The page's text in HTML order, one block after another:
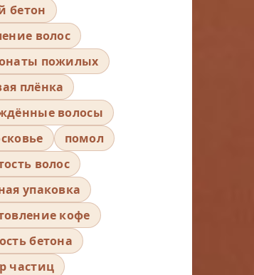
бетон
волос
пожилых
плёнка
волосы
помол
волос
упаковка
кофе
бетона
частиц